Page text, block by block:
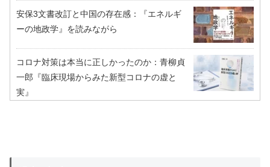
安保3文書改訂と中国の存在感：『エネルギ
ーの地政学』を読みながら
コロナ対策は本当に正しかったのか：青柳貞
一郎『臨床現場からみた新型コロナの虚と
実』